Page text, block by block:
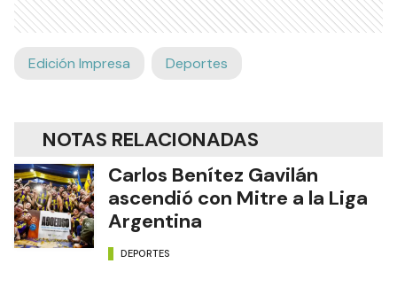
Edición Impresa Deportes
NOTAS RELACIONADAS
Carlos Benítez Gavilán
ascendió con Mitre a la Liga
Argentina
DEPORTES